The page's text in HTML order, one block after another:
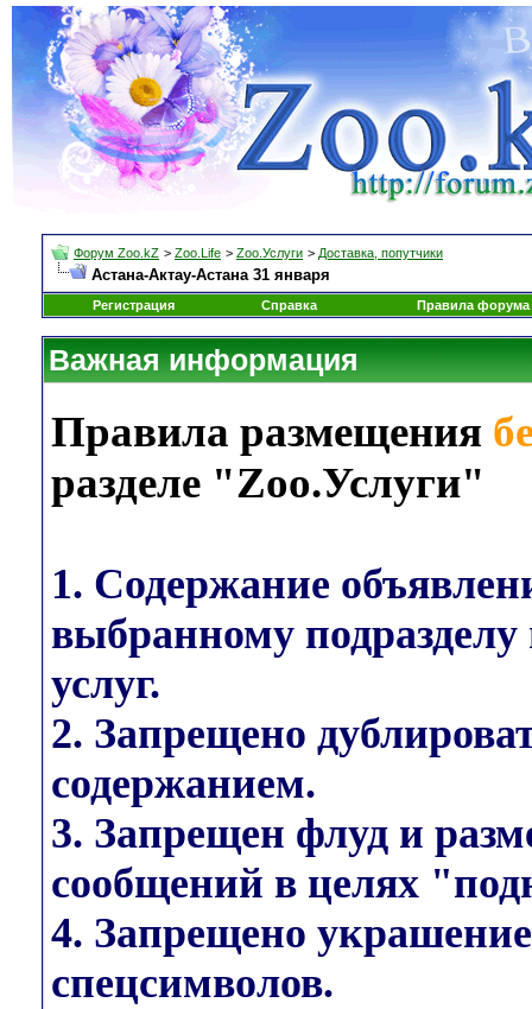
Форум Zoo.kZ > Zoo.Life > Zoo.Услуги > Доставка, попутчики
Астана-Актау-Астана 31 января
Регистрация Справка Правила форума
Важная информация
Правила размещения
разделе "Zoo.Услуги"
1. Содержание
выбранному
услуг.
2. Запрещено
содержанием.
3. Запрещен флуд и
сообщений в целях
4. Запрещено
спецсимволов.